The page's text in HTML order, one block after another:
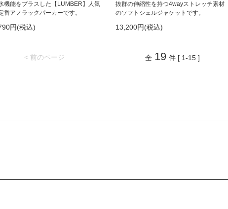
機能をプラスした【LUMBER】人気
番アノラックパーカーです。
円(税込)
抜群の伸縮性を持つ4wayストレッチ素材
のソフトシェルジャケットです。
13,200円(税込)
< 前のページ 全 19 件 [ 1-15 ]